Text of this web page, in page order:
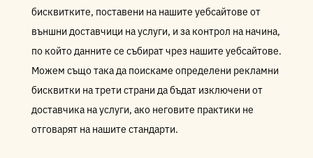
бисквитките, поставени на нашите уебсайтове от
външни доставчици на услуги, и за контрол на начина,
по който данните се събират чрез нашите уебсайтове.
Можем също така да поискаме определени рекламни
бисквитки на трети страни да бъдат изключени от
доставчика на услуги, ако неговите практики не
отговарят на нашите стандарти.